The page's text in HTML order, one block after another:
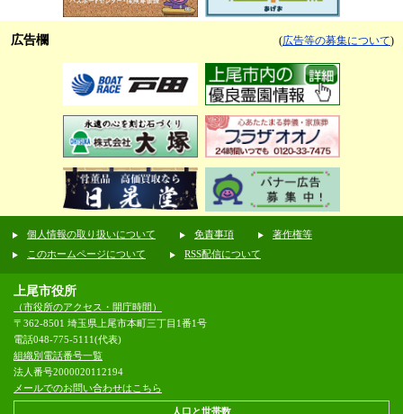
広告欄 (広告等の募集について)
個人情報の取り扱いについて 免責事項
著作権等
このホームページについて
RSS配信について
上尾市役所
（市役所のアクセス・開庁時間）
〒362-8501 埼玉県上尾市本町三丁目1番1号
電話048-775-5111(代表)
組織別電話番号一覧
法人番号2000020112194
メールでのお問い合わせはこちら
人口と世帯数